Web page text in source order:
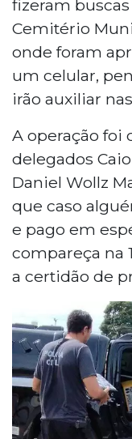
fizeram
Cemitério
onde foram
um celular,
irão auxiliar
A operação foi
delegados
Daniel Wollz
que caso
e pago em
compareça na
a certidão de